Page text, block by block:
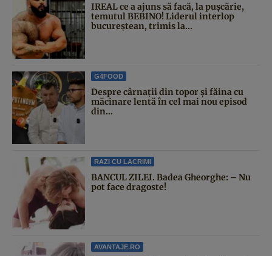
IREAL ce a ajuns să facă, la pușcărie,
temutul BEBINO! Liderul interlop
bucureștean, trimis la...
G4FOOD
Despre cârnații din topor și făina cu
măcinare lentă în cel mai nou episod
din...
RAZI CU LACRIMI
BANCUL ZILEI. Badea Gheorghe: – Nu
pot face dragoste!
AVANTAJE.RO